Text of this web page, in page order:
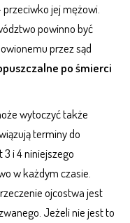
jej mężowi.
powinno być
przez sąd
po śmierci
wytoczyć także
terminy do
i 4 niniejszego
w każdym czasie.
ojcostwa jest
Jeżeli nie jest to